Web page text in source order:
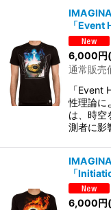
「Event
6,000円
通常販売
「Event
性理論に
は、時空
測者に影
「
6,000円